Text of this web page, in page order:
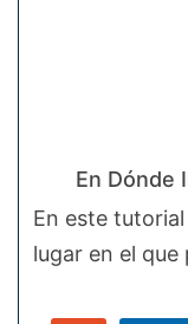
En Dónde
En este
lugar en el que